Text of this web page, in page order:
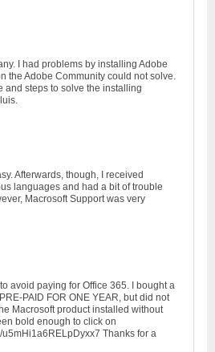
I had problems by installing Adobe
the Adobe Community could not solve.
and steps to solve the installing
Afterwards, though, I received
languages and had a bit of trouble
Macrosoft Support was very
avoid paying for Office 365. I bought a
PAID FOR ONE YEAR, but did not
Macrosoft product installed without
bold enough to click on
Thanks for a